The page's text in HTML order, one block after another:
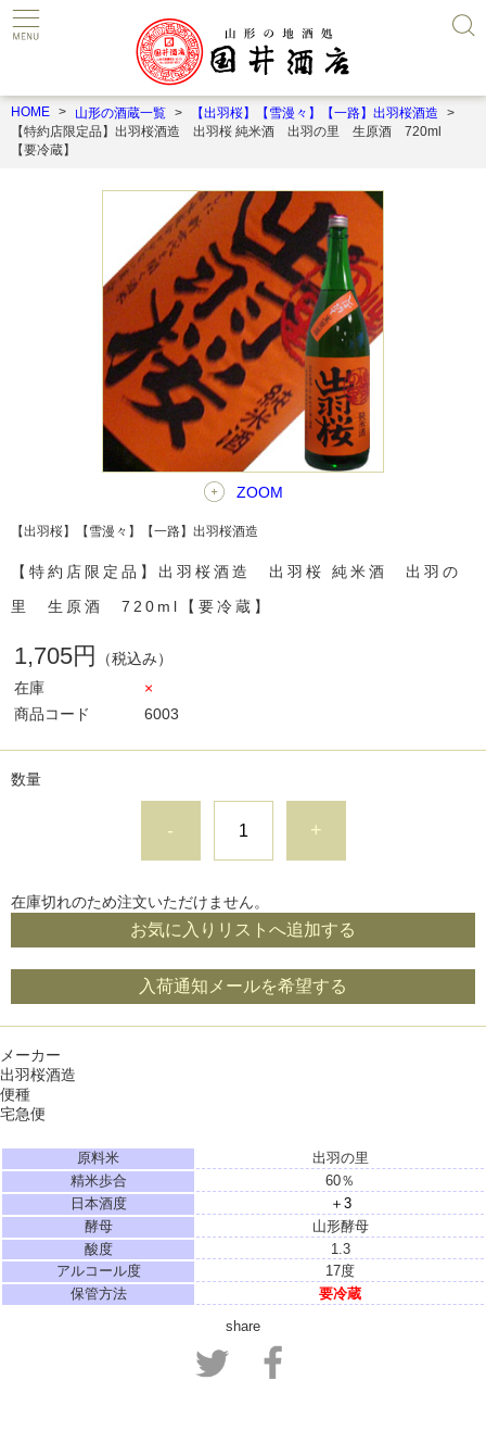
HOME 山形の酒蔵一覧
【出羽桜】【雪漫々】【一路】出羽桜酒造
【特約店限定品】出羽桜酒造 出羽桜 純米酒 出羽の里 生原酒 720ml
【要冷蔵】
ZOOM
【出羽桜】【雪漫々】【一路】出羽桜酒造
【特約店限定品】出羽桜酒造 出羽桜 純米酒 出羽の
里 生原酒 720ml【要冷蔵】
1,705円
（税込み）
在庫
×
商品コード
6003
数量
- +
在庫切れのため注文いただけません。
お気に入りリストへ追加する
入荷通知メールを希望する
メーカー
出羽桜酒造
便種
宅急便
原料米
出羽の里
精米歩合
60％
日本酒度
＋3
酵母
山形酵母
酸度
1.3
アルコール度
17度
保管方法
要冷蔵
share